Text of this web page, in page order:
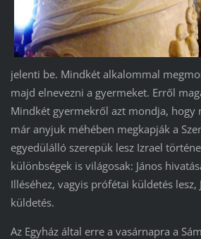
jelenti be. Mindkét alkalommal
majd elnevezni a gyermeket. Erről
Mindkét gyermekről azt mondja, hogy
már anyjuk méhében megkapják a
egyedülálló szerepük lesz Izrael
különbségek is világosak: János
Illéséhez, vagyis prófétai küldetés lesz,
küldetés.
Az Egyház által erre a vasárnapra a